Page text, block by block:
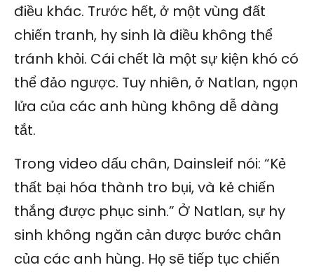
điều khác. Trước hết, ở một vùng đất
chiến tranh, hy sinh là điều không thể
tránh khỏi. Cái chết là một sự kiện khó có
thể đảo ngược. Tuy nhiên, ở Natlan, ngọn
lửa của các anh hùng không dễ dàng
tắt.
Trong video dấu chân, Dainsleif nói: “Kẻ
thất bại hóa thành tro bụi, và kẻ chiến
thắng được phục sinh.” Ở Natlan, sự hy
sinh không ngăn cản được bước chân
của các anh hùng. Họ sẽ tiếp tục chiến